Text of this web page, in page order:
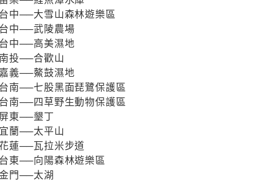
台中──大雪山森林遊樂區
台中──武陵農場
台中──高美濕地
南投──合歡山
嘉義──鰲鼓濕地
台南──七股黑面琵鷺保護區
台南──四草野生動物保護區
屏東──墾丁
宜蘭──太平山
蓮──瓦拉米步道
台東──向陽森林遊樂區
門──太湖